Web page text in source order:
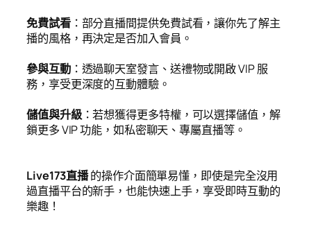
免費試看：部分直播間提供免費試看，讓你先了解主
播的風格，再決定是否加入會員。
參與互動：透過聊天室發言、送禮物或開啟 VIP 服
務，享受更深度的互動體驗。
儲值與升級：若想獲得更多特權，可以選擇儲值，解
鎖更多 VIP 功能，如私密聊天、專屬直播等。
Live173直播的操作介面簡單易懂，即使是完全沒用
過直播平台的新手，也能快速上手，享受即時互動的
樂趣！